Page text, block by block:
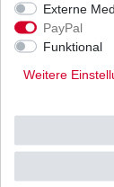
Versand
Ab einem
500 Euro
Externe
PayPal
Funktional
Weitere